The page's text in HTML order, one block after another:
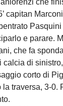
capitan
e parare.
che fa
calcia di
corto di
la traversa, 3-0.